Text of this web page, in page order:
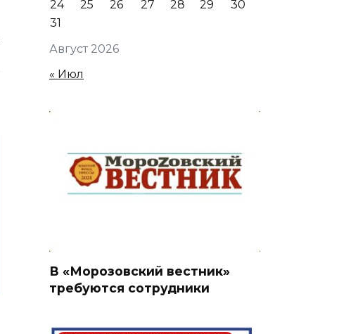
Август 2026
24
25 26 27 28 29
30
31
« Июл
В «Морозовский вестник»
требуются сотрудники